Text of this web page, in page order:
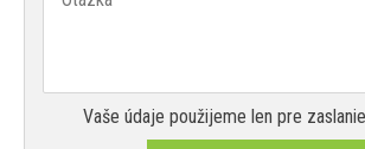
Vaše údaje použijeme len pre